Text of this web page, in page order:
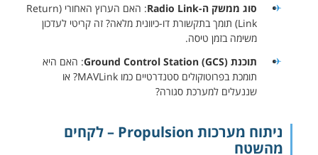
סוג ממשק ה-Radio Link
: האם הערוץ האחורי (Return
Link) תומך בתקשורת דו-כיוונית מלאה? זה קריטי לעדכון
משימה בזמן טיסה.
תוכנת Ground Control Station (GCS)
: האם היא
תומכת בפרוטוקולים סטנדרטיים כמו MAVLink? או
שננעלים למערכת סגורה?
ניתוח מערכות Propulsion – לקחים
מהשטח